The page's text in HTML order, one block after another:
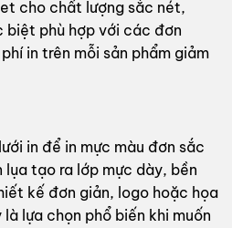
cho chất lượng sắc nét,
biệt phù hợp với các đơn
in trên mỗi sản phẩm giảm
in để in mực màu đơn sắc
lụa tạo ra lớp mực dày, bền
kế đơn giản, logo hoặc họa
lựa chọn phổ biến khi muốn